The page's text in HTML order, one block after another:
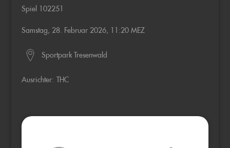
Spiel 102251
Samstag, 28. Februar 2026, 11:20 MEZ
Sportpark Tresenwald
Ausrichter: THC